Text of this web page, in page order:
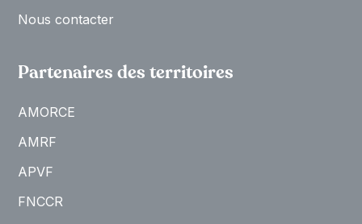
Nous contacter
Partenaires des territoires
AMORCE
AMRF
APVF
FNCCR